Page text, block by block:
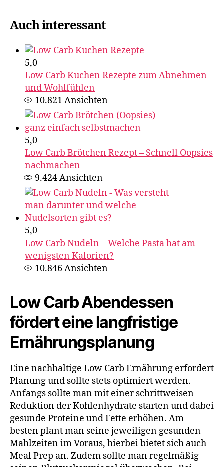
Auch interessant
5,0
Low Carb Kuchen Rezepte zum Abnehmen
und Wohlfühlen
10.821 Ansichten
5,0
Low Carb Brötchen Rezept – Schnell Oopsies
nachmachen
9.424Ansichten
5,0
Low Carb Nudeln – Welche Pasta hat am
wenigsten Kalorien?
10.846Ansichten
Low Carb Abendessen
fördert eine langfristige
Ernährungsplanung
Eine nachhaltige Low Carb Ernährung erfordert
Planung und sollte stets optimiert werden.
Anfangs sollte man mit einer schrittweisen
Reduktion der Kohlenhydrate starten und dabei
gesunde Proteine und Fette erhöhen. Am
besten plant man seine jeweiligen gesunden
Mahlzeiten im Voraus, hierbei bietet sich auch
Meal Prep an. Zudem sollte man regelmäßig